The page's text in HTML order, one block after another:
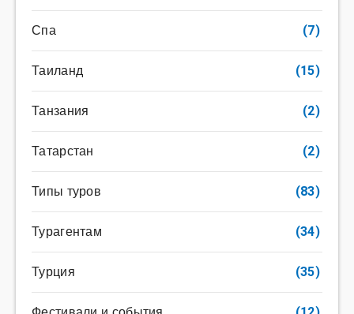
Спа (7)
Таиланд (15)
Танзания (2)
Татарстан (2)
Типы туров (83)
Турагентам (34)
Турция (35)